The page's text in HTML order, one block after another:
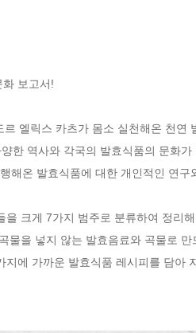
보고서!
엘릭스 카츠가 몸소 실천해온 천연
한 역사와 각국의 발효식품의 문화
해온 발효식품에 대한 개인적인 연
크게 7가지 범주로 분류하여 정리
물을 넣지 않는 발효음료와 곡물로
에 가까운 발효식품 레시피를 담아